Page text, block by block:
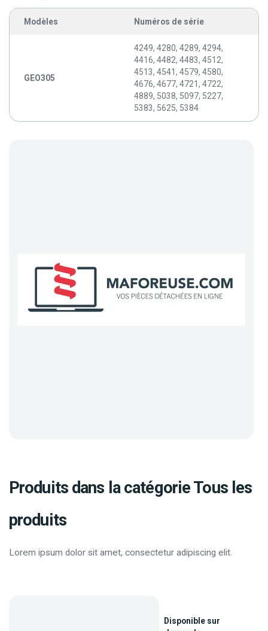
Modèles Numéros de série
GEO305
4249, 4280, 4289, 4294,
4416, 4482, 4483, 4512,
4513, 4541, 4579, 4580,
4676, 4677, 4721, 4722,
4889, 5038, 5097, 5227,
5383, 5625, 5384
Produits dans la catégorie Tous les
produits
Lorem ipsum dolor sit amet, consectetur adipiscing elit.
Disponible sur